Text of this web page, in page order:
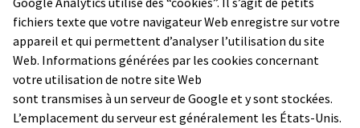
fichiers texte que votre navigateur Web enregistre sur votre
appareil et qui permettent d’analyser l’utilisation du site
Web. Informations générées par les cookies concernant
votre utilisation de notre site Web
sont transmises à un serveur de Google et y sont stockées.
L’emplacement du serveur est généralement les États-Unis.